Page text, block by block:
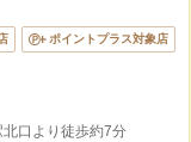
ポイントプラス対象店
口より徒歩約7分